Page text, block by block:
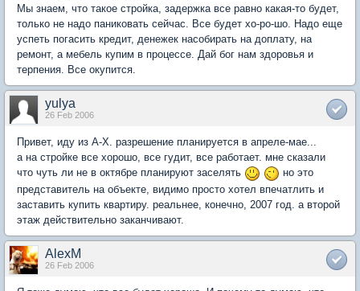
Мы знаем, что такое стройка, задержка все равно какая-то будет,
только не надо паниковать сейчас. Все будет хо-ро-шо. Надо еще
успеть погасить кредит, денежек насобирать на доплату, на
ремонт, а мебель купим в процессе. Дай бог нам здоровья и
терпения. Все окупится.
yulya
26 Feb 2006
Привет, иду из А-Х. разрешение планируется в апреле-мае...
а на стройке все хорошо, все гудит, все работает. мне сказали
что чуть ли не в октябре планируют заселять
но это
представитель на объекте, видимо просто хотел впечатлить и
заставить купить квартиру. реальнее, конечно, 2007 год. а второй
этаж действительно заканчивают.
AlexM
26 Feb 2006